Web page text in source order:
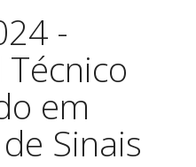
-
em
Sinais